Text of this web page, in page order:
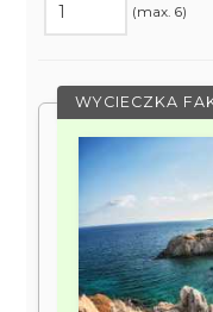
(max. 6)
WYCIECZKA